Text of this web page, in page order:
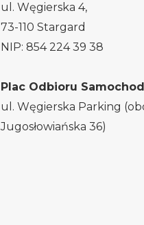
ul. Węgierska 4,
73-110 Stargard
NIP: 854 224 39 38
Plac Odbioru
ul. Węgierska Parking
Jugosłowiańska 36)